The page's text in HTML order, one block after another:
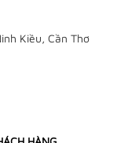
Kiều, Cần Thơ